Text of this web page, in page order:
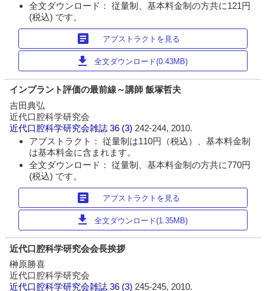
全文ダウンロード： 従量制、基本料金制の方共に121円
(税込) です。
article アブストラクトを見る
download 全文ダウンロード(0.43MB)
インプラント評価の最前線～講師 飯塚哲夫
吉田典弘
近代口腔科学研究会
近代口腔科学研究会雑誌 36 (3) 242-244, 2010.
アブストラクト： 従量制は110円（税込）、基本料金制
は基本料金に含まれます。
全文ダウンロード： 従量制、基本料金制の方共に770円
(税込) です。
article アブストラクトを見る
download 全文ダウンロード(1.35MB)
近代口腔科学研究会会長挨拶
榊原勝喜
近代口腔科学研究会
近代口腔科学研究会雑誌 36 (3) 245-245, 2010.